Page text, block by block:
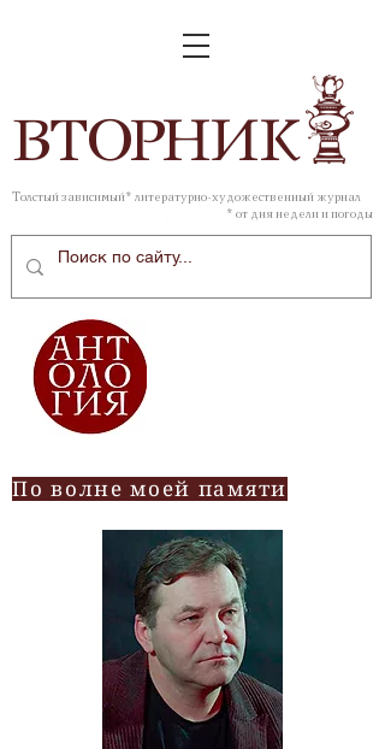
ВТОРНИК
Толстый зависимый* литературно-художественный журнал
* от дня недели и погоды
По волне моей памяти